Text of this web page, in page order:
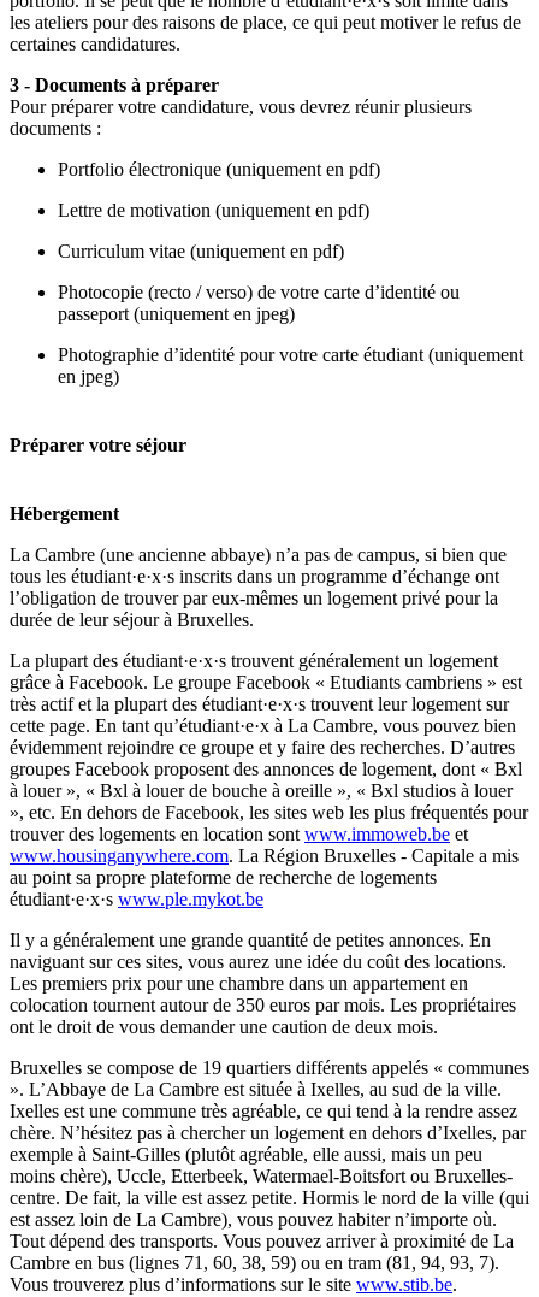
les ateliers pour des raisons de place, ce qui peut motiver le refus de
certaines candidatures.
3 - Documents à préparer
Pour préparer votre candidature, vous devrez réunir plusieurs
documents :
Portfolio électronique (uniquement en pdf)
Lettre de motivation (uniquement en pdf)
Curriculum vitae (uniquement en pdf)
Photocopie (recto / verso) de votre carte d’identité ou
passeport (uniquement en jpeg)
Photographie d’identité pour votre carte étudiant (uniquement
en jpeg)
Préparer votre séjour
Hébergement
La Cambre (une ancienne abbaye) n’a pas de campus, si bien que
tous les étudiant·e·x·s inscrits dans un programme d’échange ont
l’obligation de trouver par eux-mêmes un logement privé pour la
durée de leur séjour à Bruxelles.
La plupart des étudiant·e·x·s trouvent généralement un logement
grâce à Facebook. Le groupe Facebook « Etudiants cambriens » est
très actif et la plupart des étudiant·e·x·s trouvent leur logement sur
cette page. En tant qu’étudiant·e·x à La Cambre, vous pouvez bien
évidemment rejoindre ce groupe et y faire des recherches. D’autres
groupes Facebook proposent des annonces de logement, dont « Bxl
à louer », « Bxl à louer de bouche à oreille », « Bxl studios à louer
», etc. En dehors de Facebook, les sites web les plus fréquentés pour
trouver des logements en location sont www.immoweb.be et
www.housinganywhere.com. La Région Bruxelles - Capitale a mis
au point sa propre plateforme de recherche de logements
étudiant·e·x·s www.ple.mykot.be
Il y a généralement une grande quantité de petites annonces. En
naviguant sur ces sites, vous aurez une idée du coût des locations.
Les premiers prix pour une chambre dans un appartement en
colocation tournent autour de 350 euros par mois. Les propriétaires
ont le droit de vous demander une caution de deux mois.
Bruxelles se compose de 19 quartiers différents appelés « communes
». L’Abbaye de La Cambre est située à Ixelles, au sud de la ville.
Ixelles est une commune très agréable, ce qui tend à la rendre assez
chère. N’hésitez pas à chercher un logement en dehors d’Ixelles, par
exemple à Saint-Gilles (plutôt agréable, elle aussi, mais un peu
moins chère), Uccle, Etterbeek, Watermael-Boitsfort ou Bruxelles-
centre. De fait, la ville est assez petite. Hormis le nord de la ville (qui
est assez loin de La Cambre), vous pouvez habiter n’importe où.
Tout dépend des transports. Vous pouvez arriver à proximité de La
Cambre en bus (lignes 71, 60, 38, 59) ou en tram (81, 94, 93, 7).
Vous trouverez plus d’informations sur le site www.stib.be.